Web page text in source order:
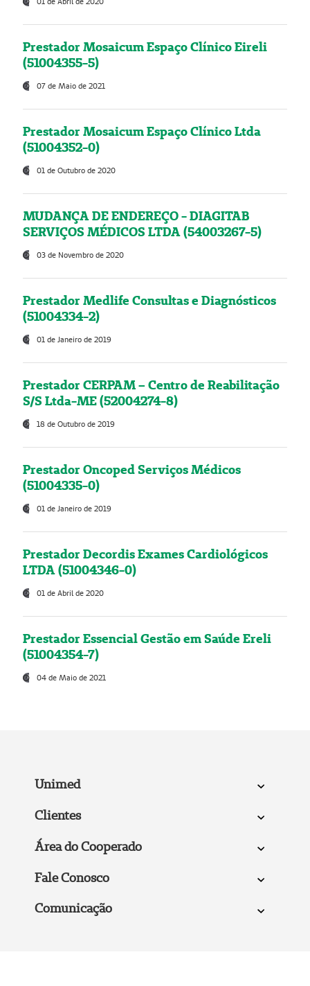
Prestador Mosaicum Espaço Clínico Eireli
(51004355-5)
07 de Maio de 2021
Prestador Mosaicum Espaço Clínico Ltda
(51004352-0)
01 de Outubro de 2020
MUDANÇA DE ENDEREÇO - DIAGITAB
SERVIÇOS MÉDICOS LTDA (54003267-5)
03 de Novembro de 2020
Prestador Medlife Consultas e Diagnósticos
(51004334-2)
01 de Janeiro de 2019
Prestador CERPAM – Centro de Reabilitação
S/S Ltda-ME (52004274-8)
18 de Outubro de 2019
Prestador Oncoped Serviços Médicos
(51004335-0)
01 de Janeiro de 2019
Prestador Decordis Exames Cardiológicos
LTDA (51004346-0)
01 de Abril de 2020
Prestador Essencial Gestão em Saúde Ereli
(51004354-7)
04 de Maio de 2021
Unimed
Clientes
Área do Cooperado
Fale Conosco
Comunicação